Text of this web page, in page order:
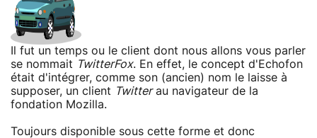
Il fut un temps ou le client dont nous allons vous parler
se nommait TwitterFox. En effet, le concept d'Echofon
était d'intégrer, comme son (ancien) nom le laisse à
supposer, un client Twitterau navigateur de la
fondation Mozilla.
Toujours disponible sous cette forme et donc